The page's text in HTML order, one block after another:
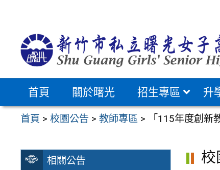
首頁 關於曙光 招生專區 升
首頁 >校園公告 >教師專區 > 「115年度創新
相關公告 校